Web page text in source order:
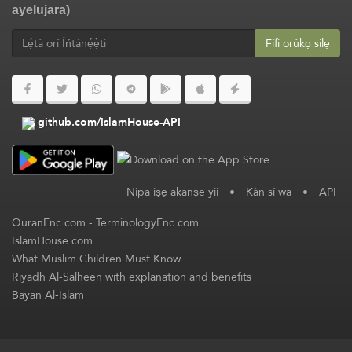
ayelujara)
Fífi orúkọ silẹ
github.com/IslamHouse-API
Nipa iṣẹ akanṣe yii • Kàn sí wa • API
QuranEnc.com-TerminologyEnc.com
IslamHouse.com
What Muslim Children Must Know
Riyadh Al-Salheen with explanation and benefits
Bayan Al-Islam